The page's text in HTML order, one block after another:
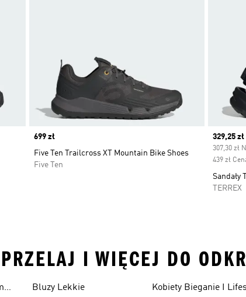
Price
699 zł
Five Ten Trailcross XT Mountain Bike Shoes
Five Ten
Current
329,25 zł
307,30 zł
439 zł
Sandały
TERREX
I WIĘCEJ DO
Bluzy Lekkie Kobiety Bieganie I